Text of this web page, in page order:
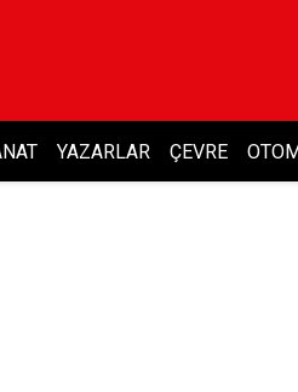
YAZARLAR ÇEVRE